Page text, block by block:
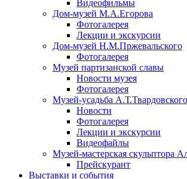
Видеофильмы
Дом-музей М.А.Егорова
Фотогалерея
Лекции и экскурсии
Дом-музей Н.М.Пржевальского
Фотогалерея
Музей партизанской славы
Новости музея
Фотогалерея
Музей-усадьба А.Т.Твардовского
Новости
Фотогалерея
Лекции и экскурсии
Видеофайлы
Музей-мастерская скульптора
Прейскурант
Выставки и события